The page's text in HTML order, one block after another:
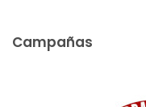
Campañas